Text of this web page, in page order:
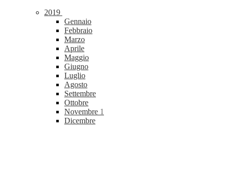
2019
Gennaio
Febbraio
Marzo
Aprile
Maggio
Giugno
Luglio
Agosto
Settembre
Ottobre
Novembre 1
Dicembre